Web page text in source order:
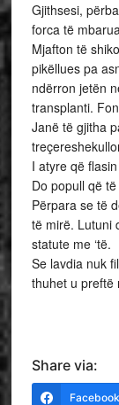
Gjithsesi,
forca të
Mjafton të
pikëllues pa
ndërron jetën
transplanti.
Janë të gjitha
I atyre që
Do popull që
Përpara se të
të mirë. Lutuni
statute me ‘të.
Se lavdia nuk
thuhet u preftë
Share via:
Facebook